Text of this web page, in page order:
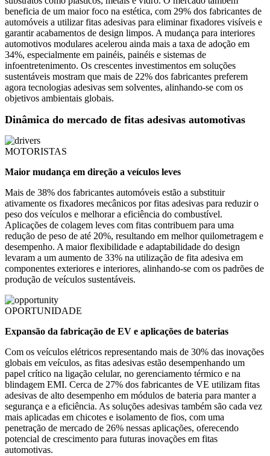
beneficia de um maior foco na estética, com 29% dos fabricantes de
automóveis a utilizar fitas adesivas para eliminar fixadores visíveis e
garantir acabamentos de design limpos. A mudança para interiores
automotivos modulares acelerou ainda mais a taxa de adoção em
34%, especialmente em painéis, painéis e sistemas de
infoentretenimento. Os crescentes investimentos em soluções
sustentáveis ​​mostram que mais de 22% dos fabricantes preferem
agora tecnologias adesivas sem solventes, alinhando-se com os
objetivos ambientais globais.
Dinâmica do mercado de fitas adesivas automotivas
MOTORISTAS
Maior mudança em direção a veículos leves
Mais de 38% dos fabricantes automóveis estão a substituir
ativamente os fixadores mecânicos por fitas adesivas para reduzir o
peso dos veículos e melhorar a eficiência do combustível.
Aplicações de colagem leves com fitas contribuem para uma
redução de peso de até 20%, resultando em melhor quilometragem e
desempenho. A maior flexibilidade e adaptabilidade do design
levaram a um aumento de 33% na utilização de fita adesiva em
componentes exteriores e interiores, alinhando-se com os padrões de
produção de veículos sustentáveis.
OPORTUNIDADE
Expansão da fabricação de EV e aplicações de baterias
Com os veículos elétricos representando mais de 30% das inovações
globais em veículos, as fitas adesivas estão desempenhando um
papel crítico na ligação celular, no gerenciamento térmico e na
blindagem EMI. Cerca de 27% dos fabricantes de VE utilizam fitas
adesivas de alto desempenho em módulos de bateria para manter a
segurança e a eficiência. As soluções adesivas também são cada vez
mais aplicadas em chicotes e isolamento de fios, com uma
penetração de mercado de 26% nessas aplicações, oferecendo
potencial de crescimento para futuras inovações em fitas
automotivas.